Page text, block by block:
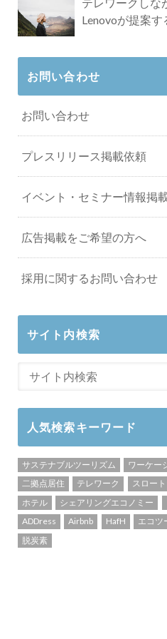
テレワークしな
Lenovoが提案す
お問い合わせ
お問い合わせ
プレスリリース掲載依頼
イベント・セミナー情報掲
広告掲載をご希望の方へ
採用に関するお問い合わせ
サイト内検索
人気検索キーワード
サステナブルツーリズム ワーケー
二拠点居住
テレワーク スロー
ホテル
シェアリングエコノミー
ADDress
Airbnb HafH エコツ
脱炭素